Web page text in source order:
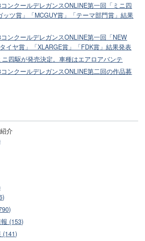
ンクールデレガンスONLINE第一回「ミニ四
ッツ賞」「MCGUY賞」「テーマ部門賞」結果
ンクールデレガンスONLINE第一回「NEW
イヤ賞」「XLARGE賞」「FDK賞」結果発表
四駆が発売決定。車種はエアロアバンテ
ンクールデレガンスONLINE第二回の作品募
介
(153)
(141)